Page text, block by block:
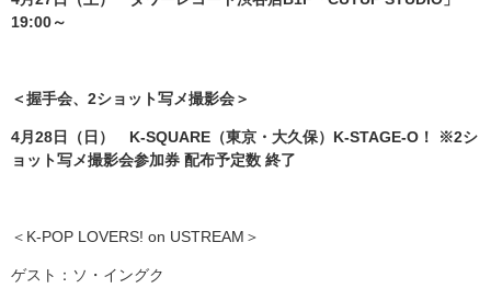
19:00～
＜握手会、2ショット写メ撮影会＞
4月28日（日） K-SQUARE（東京・大久保）K-STAGE-O！ ※2シ
ョット写メ撮影会参加券 配布予定数 終了
＜K-POP LOVERS! on USTREAM＞
ゲスト：ソ・イングク